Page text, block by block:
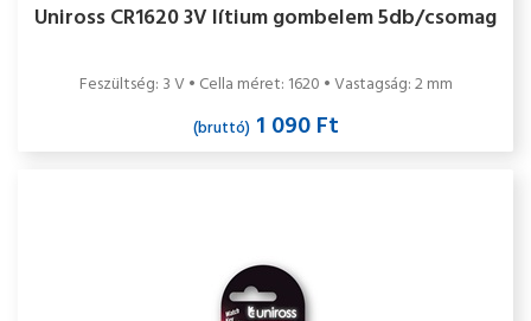
Uniross CR1620 3V lítium gombelem 5db/csomag
Feszültség: 3 V • Cella méret: 1620 • Vastagság: 2 mm
(bruttó)1 090 Ft